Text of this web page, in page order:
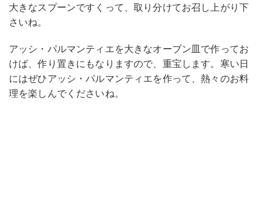
大きなスプーンですくって、取り分けてお召し上がり下
さいね。
アッシ・パルマンティエを大きなオーブン皿で作ってお
けば、作り置きにもなりますので、重宝します。寒い日
にはぜひアッシ・パルマンティエを作って、熱々のお料
理を楽しんでくださいね。